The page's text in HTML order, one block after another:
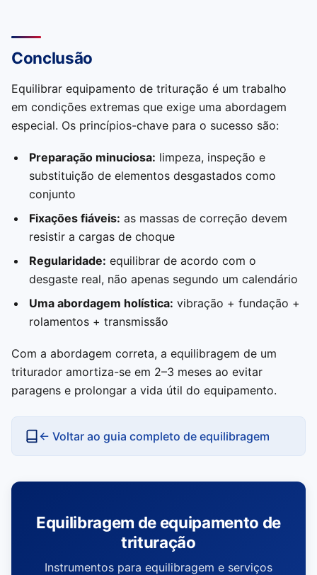
Conclusão
Equilibrar equipamento de trituração é um trabalho
em condições extremas que exige uma abordagem
especial. Os princípios-chave para o sucesso são:
Preparação minuciosa: limpeza, inspeção e
substituição de elementos desgastados como
conjunto
Fixações fiáveis: as massas de correção devem
resistir a cargas de choque
Regularidade: equilibrar de acordo com o
desgaste real, não apenas segundo um calendário
Uma abordagem holística: vibração + fundação +
rolamentos + transmissão
Com a abordagem correta, a equilibragem de um
triturador amortiza-se em 2–3 meses ao evitar
paragens e prolongar a vida útil do equipamento.
← Voltar ao guia completo de equilibragem
Equilibragem de equipamento de
trituração
Instrumentos para equilibragem e serviços